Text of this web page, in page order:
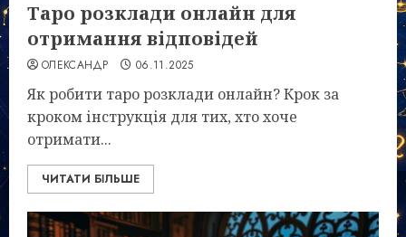
Таро розклади онлайн для
отримання відповідей
ОЛЕКСАНДР 06.11.2025
Як робити таро розклади онлайн? Крок за
кроком інструкція для тих, хто хоче
отримати...
ЧИТАТИ БІЛЬШЕ